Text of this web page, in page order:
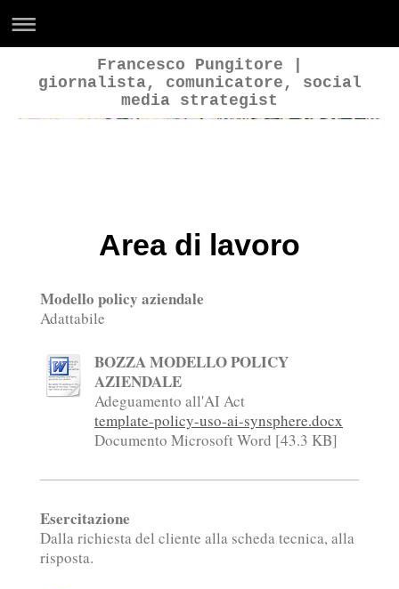
Francesco Pungitore |
giornalista, comunicatore, social
media strategist
Area di lavoro
Modello policy aziendale
Adattabile
BOZZA MODELLO POLICY
AZIENDALE
Adeguamento all'AI Act
template-policy-uso-ai-synsphere.docx
Documento Microsoft Word [43.3 KB]
Esercitazione
Dalla richiesta del cliente alla scheda tecnica, alla
risposta.